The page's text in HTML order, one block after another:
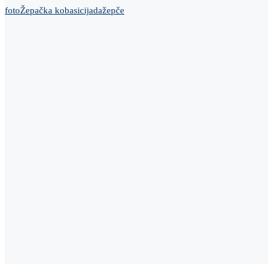
fotoŽepačka kobasicijadažepče